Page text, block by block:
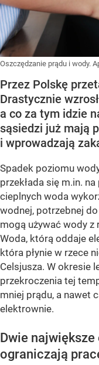
Oszczędzanie prądu i wody.
Przez Polskę
Drastycznie
a co za tym idzie
sąsiedzi już mają
i wprowadzają
Spadek poziomu
przekłada się m.in.
cieplnych woda
wodnej, potrzebnej
mogą używać wody z
Woda, którą oddaje
która płynie w rzece
Celsjusza. W okresie
przekroczenia tej
mniej prądu, a nawet
elektrownie.
Dwie
ograniczają